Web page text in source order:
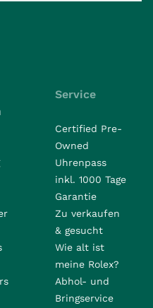
Service
Certified Pre-
Owned
Uhrenpass
inkl. 1000 Tage
Garantie
Zu verkaufen
& gesucht
Wie alt ist
meine Rolex?
Abhol- und
Bringservice